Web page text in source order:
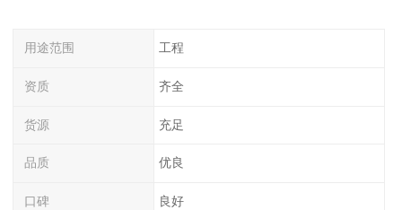
用途范围 工程
资质 齐全
货源 充足
品质 优良
口碑 良好